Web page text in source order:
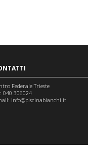
Federale Trieste
040 306024
info@piscinabianchi.it